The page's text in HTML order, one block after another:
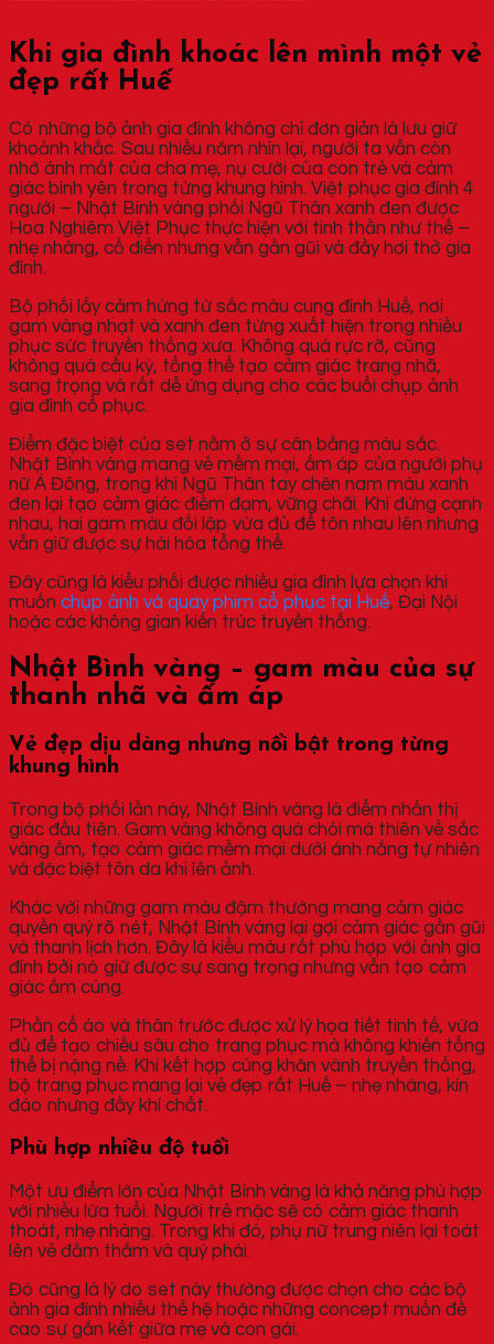
Ngũ
Thân
xanh
đen
lượng
Khi gia đình khoác lên mình một vẻ
đẹp rất Huế
Có những bộ ảnh gia đình không chỉ đơn giản là lưu giữ
khoảnh khắc. Sau nhiều năm nhìn lại, người ta vẫn còn
nhớ ánh mắt của cha mẹ, nụ cười của con trẻ và cảm
giác bình yên trong từng khung hình. Việt phục gia đình 4
người – Nhật Bình vàng phối Ngũ Thân xanh đen được
Hoa Nghiêm Việt Phục thực hiện với tinh thần như thế –
nhẹ nhàng, cổ điển nhưng vẫn gần gũi và đầy hơi thở gia
đình.
Bộ phối lấy cảm hứng từ sắc màu cung đình Huế, nơi
gam vàng nhạt và xanh đen từng xuất hiện trong nhiều
phục sức truyền thống xưa. Không quá rực rỡ, cũng
không quá cầu kỳ, tổng thể tạo cảm giác trang nhã,
sang trọng và rất dễ ứng dụng cho các buổi chụp ảnh
gia đình cổ phục.
Điểm đặc biệt của set nằm ở sự cân bằng màu sắc.
Nhật Bình vàng mang vẻ mềm mại, ấm áp của người phụ
nữ Á Đông, trong khi Ngũ Thân tay chẽn nam màu xanh
đen lại tạo cảm giác điềm đạm, vững chãi. Khi đứng cạnh
nhau, hai gam màu đối lập vừa đủ để tôn nhau lên nhưng
vẫn giữ được sự hài hòa tổng thể.
Đây cũng là kiểu phối được nhiều gia đình lựa chọn khi
muốn chụp ảnh và quay phim cổ phục tại Huế, Đại Nội
hoặc các không gian kiến trúc truyền thống.
Nhật Bình vàng – gam màu của sự
thanh nhã và ấm áp
Vẻ đẹp dịu dàng nhưng nổi bật trong từng
khung hình
Trong bộ phối lần này, Nhật Bình vàng là điểm nhấn thị
giác đầu tiên. Gam vàng không quá chói mà thiên về sắc
vàng ấm, tạo cảm giác mềm mại dưới ánh nắng tự nhiên
và đặc biệt tôn da khi lên ảnh.
Khác với những gam màu đậm thường mang cảm giác
quyền quý rõ nét, Nhật Bình vàng lại gợi cảm giác gần gũi
và thanh lịch hơn. Đây là kiểu màu rất phù hợp với ảnh gia
đình bởi nó giữ được sự sang trọng nhưng vẫn tạo cảm
giác ấm cúng.
Phần cổ áo và thân trước được xử lý họa tiết tinh tế, vừa
đủ để tạo chiều sâu cho trang phục mà không khiến tổng
thể bị nặng nề. Khi kết hợp cùng khăn vành truyền thống,
bộ trang phục mang lại vẻ đẹp rất Huế – nhẹ nhàng, kín
đáo nhưng đầy khí chất.
Phù hợp nhiều độ tuổi
Một ưu điểm lớn của Nhật Bình vàng là khả năng phù hợp
với nhiều lứa tuổi. Người trẻ mặc sẽ có cảm giác thanh
thoát, nhẹ nhàng. Trong khi đó, phụ nữ trung niên lại toát
lên vẻ đằm thắm và quý phái.
Đó cũng là lý do set này thường được chọn cho các bộ
ảnh gia đình nhiều thế hệ hoặc những concept muốn đề
cao sự gắn kết giữa mẹ và con gái.